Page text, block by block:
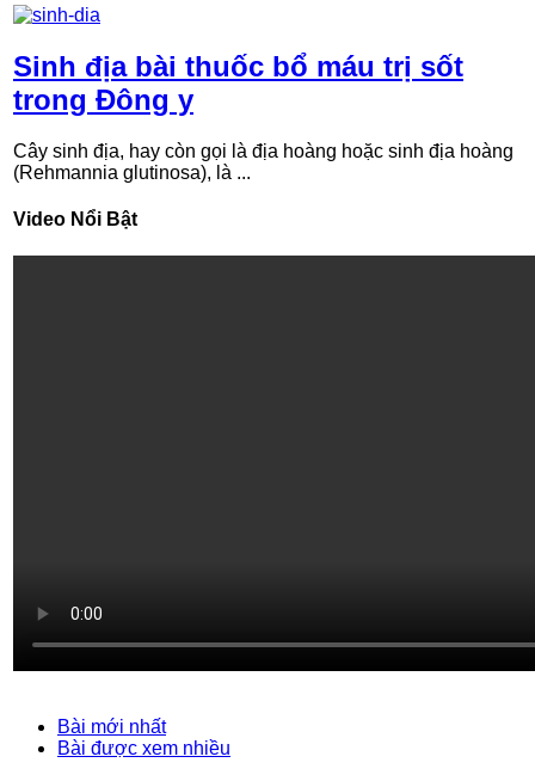
Sinh địa bài thuốc bổ máu trị sốt
trong Đông y
Cây sinh địa, hay còn gọi là địa hoàng hoặc sinh địa hoàng
(Rehmannia glutinosa), là ...
Video Nổi Bật
Bài mới nhất
Bài được xem nhiều